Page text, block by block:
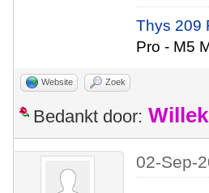
Thys 209
Pro - M5
Website Zoek
Bedankt door:
02-Sep-